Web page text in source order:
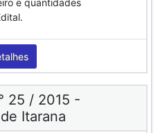
25 / 2015 -
Itarana